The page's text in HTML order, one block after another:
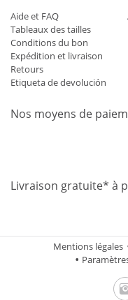
Aide et FAQ
Tableaux des tailles
Conditions du bon
Expédition et livraison
Retours
Etiqueta de devolución
Nos moyens de
Livraison gratuite* à
Mentions légales